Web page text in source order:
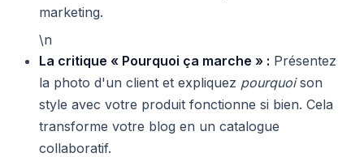
marketing.
\n
La critique « Pourquoi ça marche » : Présentez
la photo d'un client et expliquez pourquoison
style avec votre produit fonctionne si bien. Cela
transforme votre blog en un catalogue
collaboratif.